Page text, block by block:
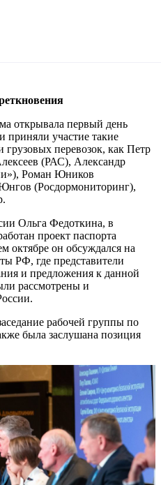
открывала первый день
приняли участие такие
грузовых перевозок, как Петр
(РАС), Александр
Роман Юников
(Росдормониторинг),
Ольга Федоткина, в
проект паспорта
он обсуждался на
РФ, где представители
и предложения к данной
рассмотрены и
рабочей группы по
была заслушана позиция